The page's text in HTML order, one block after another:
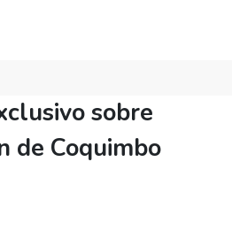
sobre
de Coquimbo